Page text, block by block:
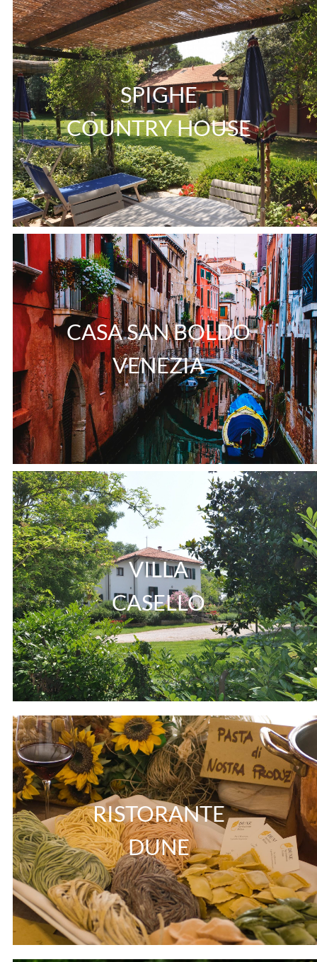
SPIGHE
COUNTRY HOUSE
CASA SAN BOLDO
VENEZIA
VILLA
CASELLO
RISTORANTE
DUNE